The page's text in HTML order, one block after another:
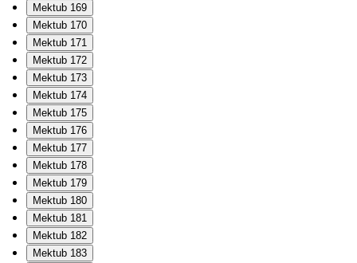
Mektub 169
Mektub 170
Mektub 171
Mektub 172
Mektub 173
Mektub 174
Mektub 175
Mektub 176
Mektub 177
Mektub 178
Mektub 179
Mektub 180
Mektub 181
Mektub 182
Mektub 183